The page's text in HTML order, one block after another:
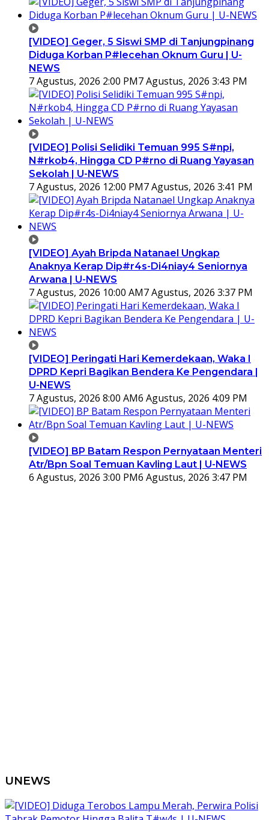
[VIDEO] Geger, 5 Siswi SMP di Tanjungpinang
Diduga Korban P#lecehan Oknum Guru | U-
NEWS
7 Agustus, 2026 2:00 PM7 Agustus, 2026 3:43 PM
[VIDEO] Polisi Selidiki Temuan 995 S#npi,
N#rkob4, Hingga CD P#rno di Ruang Yayasan
Sekolah | U-NEWS
7 Agustus, 2026 12:00 PM7 Agustus, 2026 3:41 PM
[VIDEO] Ayah Bripda Natanael Ungkap
Anaknya Kerap Dip#r4s-Di4niay4 Seniornya
Arwana | U-NEWS
7 Agustus, 2026 10:00 AM7 Agustus, 2026 3:37 PM
[VIDEO] Peringati Hari Kemerdekaan, Waka I
DPRD Kepri Bagikan Bendera Ke Pengendara |
U-NEWS
7 Agustus, 2026 8:00 AM6 Agustus, 2026 4:09 PM
[VIDEO] BP Batam Respon Pernyataan Menteri
Atr/Bpn Soal Temuan Kavling Laut | U-NEWS
6 Agustus, 2026 3:00 PM6 Agustus, 2026 3:47 PM
UNEWS